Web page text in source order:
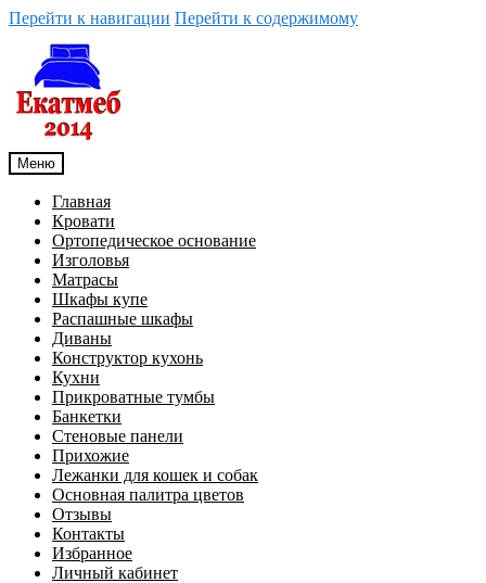
Перейти к навигации Перейти к содержимому
Меню
Главная
Кровати
Ортопедическое основание
Изголовья
Матрасы
Шкафы купе
Распашные шкафы
Диваны
Конструктор кухонь
Кухни
Прикроватные тумбы
Банкетки
Стеновые панели
Прихожие
Лежанки для кошек и собак
Основная палитра цветов
Отзывы
Контакты
Избранное
Личный кабинет